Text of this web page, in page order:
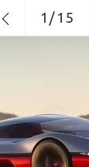
1 /15